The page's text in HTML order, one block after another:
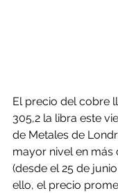
El precio del cobre
305,2 la libra este
de Metales de
mayor nivel en más
(desde el 25 de
ello, el precio